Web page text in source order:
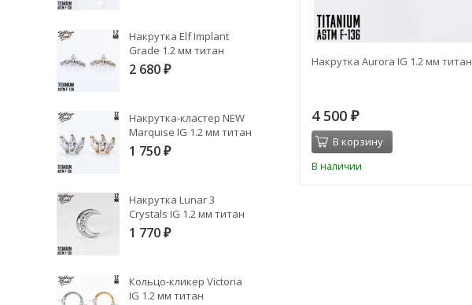
Топ 9K БЕЗРЕЗЬБОВОЙ IG титан
2 150 ₽
В корзину
Накрутка Aurora IG 1.2 мм титан
4 500 ₽
В корзину
В наличии
Накрутка Elf Implant
Grade 1.2 мм титан
2 680 ₽
Накрутка-кластер NEW
Marquise IG 1.2 мм титан
1 750 ₽
Накрутка Lunar 3
Crystals IG 1.2 мм титан
1 770 ₽
Кольцо-кликер Victoria
IG 1.2 мм титан